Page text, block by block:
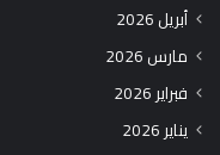
أبريل 2026
مارس 2026
فبراير 2026
يناير 2026